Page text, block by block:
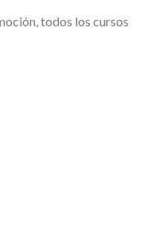
todos los cursos